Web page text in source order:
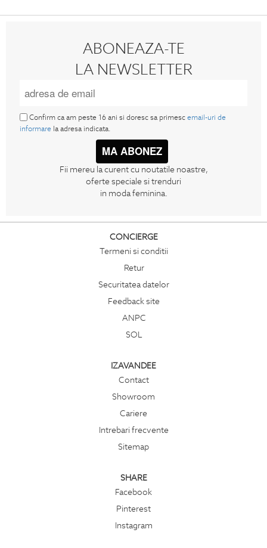
ABONEAZA-TE
LA NEWSLETTER
Confirm ca am peste 16 ani si doresc sa primesc email-uri de
informare la adresa indicata.
MA ABONEZ
Fii mereu la curent cu noutatile noastre,
oferte speciale si trenduri
in moda feminina.
CONCIERGE
Termeni si conditii
Retur
Securitatea datelor
Feedback site
ANPC
SOL
IZAVANDEE
Contact
Showroom
Cariere
Intrebari frecvente
Sitemap
SHARE
Facebook
Pinterest
Instagram